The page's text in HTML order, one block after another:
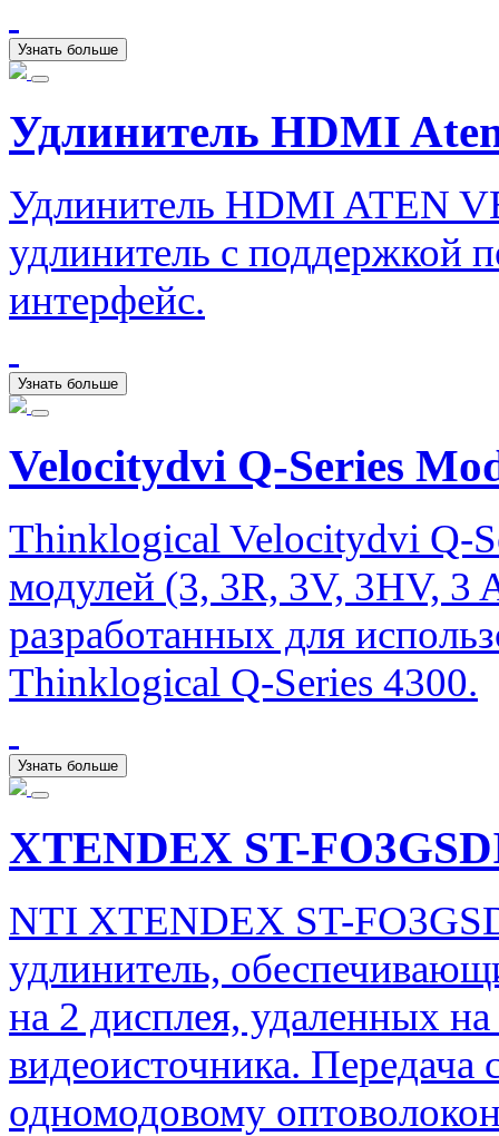
Узнать больше
Удлинитель HDMI
Удлинитель HDMI ATEN
удлинитель с поддержкой
интерфейс.
Узнать больше
Velocitydvi Q-Series
Thinklogical Velocitydvi Q-
модулей (3, 3R, 3V, 3HV,
разработанных для
Thinklogical Q-Series 4300.
Узнать больше
XTENDEX ST-
NTI XTENDEX ST-
удлинитель,
на 2 дисплея, удаленных
видеоисточника. Передача
одномодовому